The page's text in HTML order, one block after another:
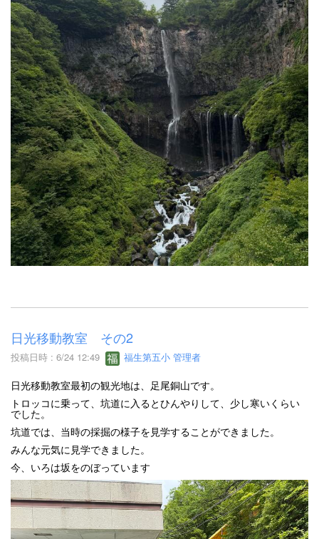
日光移動教室 その2
投稿日時 : 6/24 12:49 福生第五小 管理者
日光移動教室最初の観光地は、足尾銅山です。
トロッコに乗って、坑道に入るとひんやりして、少し寒いくらい
でした。
坑道では、当時の採掘の様子を見学することができました。
みんな元気に見学できました。
今、いろは坂をのぼっています